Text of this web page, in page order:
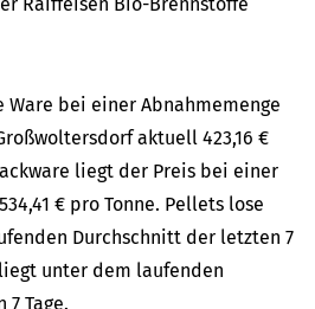
Ware bei einer Abnahmemenge
aktuell 423,16 €
liegt der Preis bei einer
€ pro Tonne. Pellets lose
Durchschnitt der letzten 7
unter dem laufenden
Tage.